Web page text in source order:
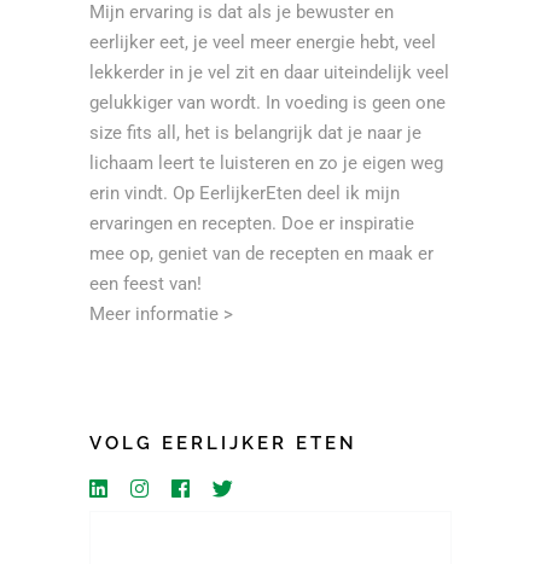
Mijn ervaring is dat als je bewuster en
eerlijker eet, je veel meer energie hebt, veel
lekkerder in je vel zit en daar uiteindelijk veel
gelukkiger van wordt. In voeding is geen one
size fits all, het is belangrijk dat je naar je
lichaam leert te luisteren en zo je eigen weg
erin vindt. Op EerlijkerEten deel ik mijn
ervaringen en recepten. Doe er inspiratie
mee op, geniet van de recepten en maak er
een feest van!
Meer informatie >
VOLG EERLIJKER ETEN